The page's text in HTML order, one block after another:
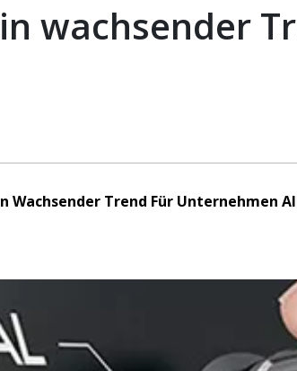
wachsender
Wachsender Trend Für Unternehmen